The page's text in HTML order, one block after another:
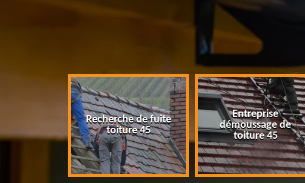
Recherche de fuite
toiture 45
Entreprise
démoussage de
toiture 45